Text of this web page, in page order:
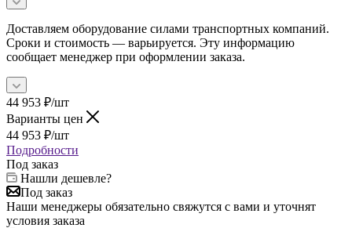
Доставляем оборудование силами транспортных компаний.
Сроки и стоимость — варьируется. Эту информацию
сообщает менеджер при оформлении заказа.
44 953 ₽/шт
Варианты цен
44 953 ₽/шт
Подробности
Под заказ
Нашли дешевле?
Под заказ
Наши менеджеры обязательно свяжутся с вами и уточнят
условия заказа